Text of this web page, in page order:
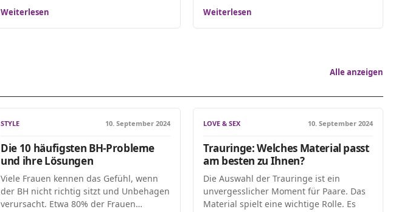
Weiterlesen Weiterlesen
Alle anzeigen
STYLE 10. September 2024
Die 10 häufigsten BH-Probleme
und ihre Lösungen
Viele Frauen kennen das Gefühl, wenn
der BH nicht richtig sitzt und Unbehagen
verursacht. Etwa 80% der Frauen…
LOVE & SEX 10. September 2024
Trauringe: Welches Material passt
am besten zu Ihnen?
Die Auswahl der Trauringe ist ein
unvergesslicher Moment für Paare. Das
Material spielt eine wichtige Rolle. Es